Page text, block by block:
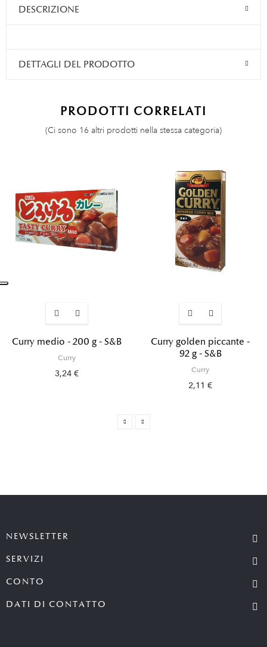
DESCRIZIONE
DETTAGLI DEL PRODOTTO
PRODOTTI CORRELATI
(Ci sono 16 altri prodotti nella stessa categoria)
Curry medio - 200 g - S&B
Curry
3,24 €
Curry golden piccante -
92 g - S&B
Curry
2,11 €
NEWSLETTER
SERVIZI
CONTO
DATI DI CONTATTO